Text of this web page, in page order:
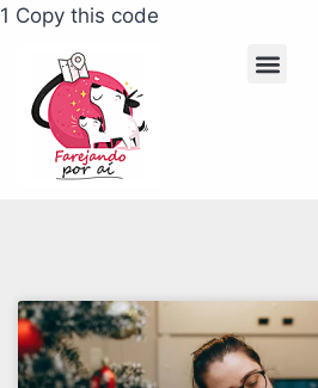
1 Copy this code